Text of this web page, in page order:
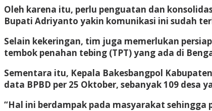
Oleh karena itu, perlu penguatan dan
Bupati Adriyanto yakin komunikasi ini sudah
Selain kekeringan, tim juga memerlukan
tembok penahan tebing (TPT) yang ada di
Sementara itu, Kepala Bakesbangpol
data BPBD per 25 Oktober, sebanyak 109
“Hal ini berdampak pada masyarakat